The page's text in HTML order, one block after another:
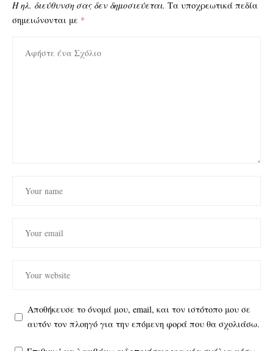
Η ηλ. διεύθυνση σας δεν δημοσιεύεται. Τα υποχρεωτικά πεδία
σημειώνονται με *
Αποθήκευσε το όνομά μου, email, και τον ιστότοπο μου σε
αυτόν τον πλοηγό για την επόμενη φορά που θα σχολιάσω.